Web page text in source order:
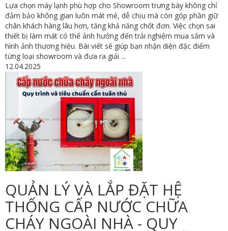
Lựa chọn máy lạnh phù hợp cho Showroom trưng bày không chỉ
đảm bảo không gian luôn mát mẻ, dễ chịu mà còn góp phần giữ
chân khách hàng lâu hơn, tăng khả năng chốt đơn. Việc chọn sai
thiết bị làm mát có thể ảnh hưởng đến trải nghiệm mua sắm và
hình ảnh thương hiệu. Bài viết sẽ giúp bạn nhận diện đặc điểm
từng loại showroom và đưa ra giải ...
12.04.2025
QUẢN LÝ VÀ LẮP ĐẶT HỆ
THỐNG CẤP NƯỚC CHỮA
CHÁY NGOÀI NHÀ - QUY